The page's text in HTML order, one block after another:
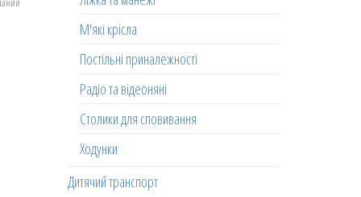
М'які крісла
Постільні приналежності
Радіо та відеоняні
Столики для сповивання
Ходунки
Дитячий транспорт